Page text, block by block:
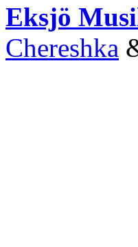
Eksjö
Chereshka